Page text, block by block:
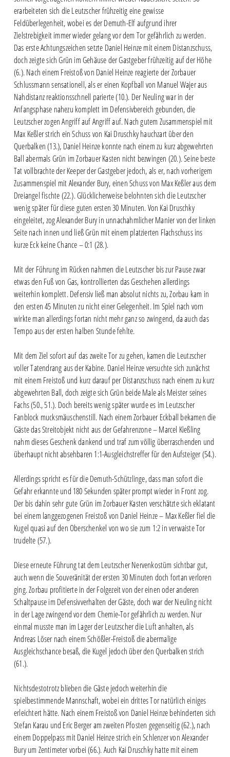
erarbeiteten sich die Leutzscher frühzeitig eine gewisse
Feldüberlegenheit, wobei es der Demuth-Elf aufgrund ihrer
Zielstrebigkeit immer wieder gelang vor dem Tor gefährlich zu werden.
Das erste Achtungszeichen setzte Daniel Heinze mit einem Distanzschuss,
doch zeigte sich Grün im Gehäuse der Gastgeber frühzeitig auf der Höhe
(6.). Nach einem Freistoß von Daniel Heinze reagierte der Zorbauer
Schlussmann sensationell, als er einen Kopfball von Manuel Wajer aus
Nahdistanz reaktionsschnell parierte (10.). Der Neuling war in der
Anfangsphase nahezu komplett im Defensivbereich gebunden, die
Leutzscher zogen Angriff auf Angriff auf. Nach gutem Zusammenspiel mit
Max Keßler strich ein Schuss von Kai Druschky hauchzart über den
Querbalken (13.), Daniel Heinze konnte nach einem zu kurz abgewehrten
Ball abermals Grün im Zorbauer Kasten nicht bezwingen (20.). Seine beste
Tat vollbrachte der Keeper der Gastgeber jedoch, als er, nach vorherigem
Zusammenspiel mit Alexander Bury, einen Schuss von Max Keßler aus dem
Dreiangel fischte (22.). Glücklicherweise belohnten sich die Leutzscher
wenig später für diese guten ersten 30 Minuten. Von Kai Druschky
eingeleitet, zog Alexander Bury in unnachahmlicher Manier von der linken
Seite nach innen und ließ Grün mit einem platzierten Flachschuss ins
kurze Eck keine Chance – 0:1 (28.).
Mit der Führung im Rücken nahmen die Leutzscher bis zur Pause zwar
etwas den Fuß von Gas, kontrollierten das Geschehen allerdings
weiterhin komplett. Defensiv ließ man absolut nichts zu, Zorbau kam in
den ersten 45 Minuten zu nicht einer Gelegenheit. Im Spiel nach vorn
wirkte man allerdings fortan nicht mehr ganz so zwingend, da auch das
Tempo aus der ersten halben Stunde fehlte.
Mit dem Ziel sofort auf das zweite Tor zu gehen, kamen die Leutzscher
voller Tatendrang aus der Kabine. Daniel Heinze versuchte sich zunächst
mit einem Freistoß und kurz darauf per Distanzschuss nach einem zu kurz
abgewehrten Ball, doch zeigte sich Grün beide Male als Meister seines
Fachs (50., 51.). Doch bereits wenig später wurde es im Leutzscher
Fanblock mucksmäuschenstill. Nach einem Zorbauer Eckball bekamen die
Gäste das Streitobjekt nicht aus der Gefahrenzone – Marcel Kießling
nahm dieses Geschenk dankend und traf zum völlig überraschenden und
überhaupt nicht absehbaren 1:1-Ausgleichstreffer für den Aufsteiger (54.).
Allerdings spricht es für die Demuth-Schützlinge, dass man sofort die
Gefahr erkannte und 180 Sekunden später prompt wieder in Front zog.
Der bis dahin sehr gute Grün im Zorbauer Kasten verschätzte sich eklatant
bei einem langgezogenen Freistoß von Daniel Heinze – Max Keßler fiel die
Kugel quasi auf den Oberschenkel von wo sie zum 1:2 in verwaiste Tor
trudelte (57.).
Diese erneute Führung tat dem Leutzscher Nervenkostüm sichtbar gut,
auch wenn die Souveränität der ersten 30 Minuten doch fortan verloren
ging. Zorbau profitierte in der Folgezeit von der einen oder anderen
Schaltpause im Defensivverhalten der Gäste, doch war der Neuling nicht
in der Lage zwingend vor dem Chemie-Tor gefährlich zu werden. Nur
einmal musste man im Lager der Leutzscher die Luft anhalten, als
Andreas Löser nach einem Schößler-Freistoß die abermalige
Ausgleichschance besaß, die Kugel jedoch über den Querbalken strich
(61.).
Nichtsdestotrotz blieben die Gäste jedoch weiterhin die
spielbestimmende Mannschaft, wobei ein drittes Tor natürlich einiges
erleichtert hätte. Nach einem Freistoß von Daniel Heinze behinderten sich
Stefan Karau und Eric Berger am zweiten Pfosten gegenseitig (62.), nach
einem Doppelpass mit Daniel Heinze strich ein Schlenzer von Alexander
Bury um Zentimeter vorbei (66.). Auch Kai Druschky hatte mit einem